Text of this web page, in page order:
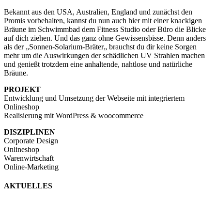
Bekannt aus den USA, Australien, England und zunächst den
Promis vorbehalten, kannst du nun auch hier mit einer knackigen
Bräune im Schwimmbad dem Fitness Studio oder Büro die Blicke
auf dich ziehen. Und das ganz ohne Gewissensbisse. Denn anders
als der „Sonnen-Solarium-Bräter„ brauchst du dir keine Sorgen
mehr um die Auswirkungen der schädlichen UV Strahlen machen
und genießt trotzdem eine anhaltende, nahtlose und natürliche
Bräune.
PROJEKT
Entwicklung und Umsetzung der Webseite mit integriertem
Onlineshop
Realisierung mit WordPress & woocommerce
DISZIPLINEN
Corporate Design
Onlineshop
Warenwirtschaft
Online-Marketing
AKTUELLES